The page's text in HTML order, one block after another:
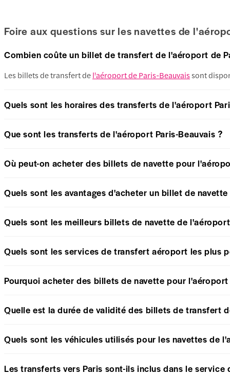
Foire aux questions sur les navettes de
Combien coûte un billet de transfert de l'aéroport de
Les billets de transfert del'aéroport de Paris-Beauvaissont
Quels sont les horaires des transferts de l'aéroport
Que sont les transferts de l'aéroport Paris-Beauvais ?
Où peut-on acheter des billets de navette pour
Quels sont les avantages d'acheter un billet de
Quels sont les meilleurs billets de navette de
Quels sont les services de transfert aéroport les plus
Pourquoi acheter des billets de navette pour l'aéroport
Quelle est la durée de validité des billets de transfert
Quels sont les véhicules utilisés pour les navettes de
Les transferts vers Paris sont-ils inclus dans le